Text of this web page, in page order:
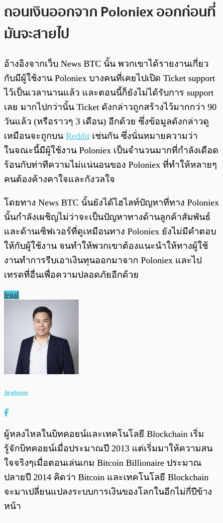
ถอนเงินออกจาก Poloniex ออกก่อนที่
มันจะสายไป
อ้างอิงจากเว็บ News BTC นั้น พวกเขาได้รายงานเกี่ยว
กับมีผู้ใช้งาน Poloniex บางคนที่เคยไปเปิด Ticket support
ไว้เป็นเวลานานแล้ว และตอนนี้ก็ยังไม่ได้รับการ support
เลย มากไปกว่านั้น Ticket ดังกล่าวถูกสร้างไว้มากกว่า 90
วันแล้ว (หรือราวๆ 3 เดือน) อีกด้วย ซึ่งข้อมูลดังกล่าวดู
เหมือนจะถูกบน Reddit เช่นกัน ซึ่งนั่นหมายความว่า
ในจณะนี้มีผู้ใช้งาน Poloniex เป็นจำนวนมากที่กำลังเดือด
ร้อนกับท่าทีความไม่แน่นอนของ Poloniex ที่ทำให้หลายๆ
คนต้องค้างคาใจและกังวลใจ
โดยทาง News BTC นั้นยังได้ไฮไลท์ปัญหาที่ทาง Poloniex
นั้นกำลังเผชิญไม่ว่าจะเป็นปัญหาทางด้านลูกค้าสัมพันธ์
และด้านเซิฟเวอร์ที่ดูเหมือนทาง Poloniex ยังไม่มีคำตอบ
ให้กับผู้ใช้งาน จนทำให้พวกเขาต้องแนะนำให้ทางผู้ใช้
งานทำการรีบเอาเงินทุนออกมาจาก Poloniex และไป
เทรดที่อื่นเพื่อความปลอดภัยอีกด้วย
legal
Jiraboon
ผู้หลงไหลในบิทคอยน์และเทคโนโลยี Blockchain เริ่ม
รู้จักบิทคอยน์เมื่อประมาณปี 2013 แต่เริ่มมาให้ความสน
ใจจริงๆเมื่อตอนเล่นเกม Bitcoin Billionaire ประมาณ
ปลายปี 2014 คิดว่า Bitcoin และเทคโนโลยี Blockchain
จะมาเปลี่ยนแปลงระบบการเงินของโลกในอีกไม่กี่ปีข้าง
หน้า